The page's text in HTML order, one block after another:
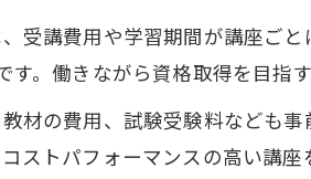
受講費用や学習期間が講座ご
す。働きながら資格取得を目指
材の費用、試験受験料なども
ストパフォーマンスの高い講座